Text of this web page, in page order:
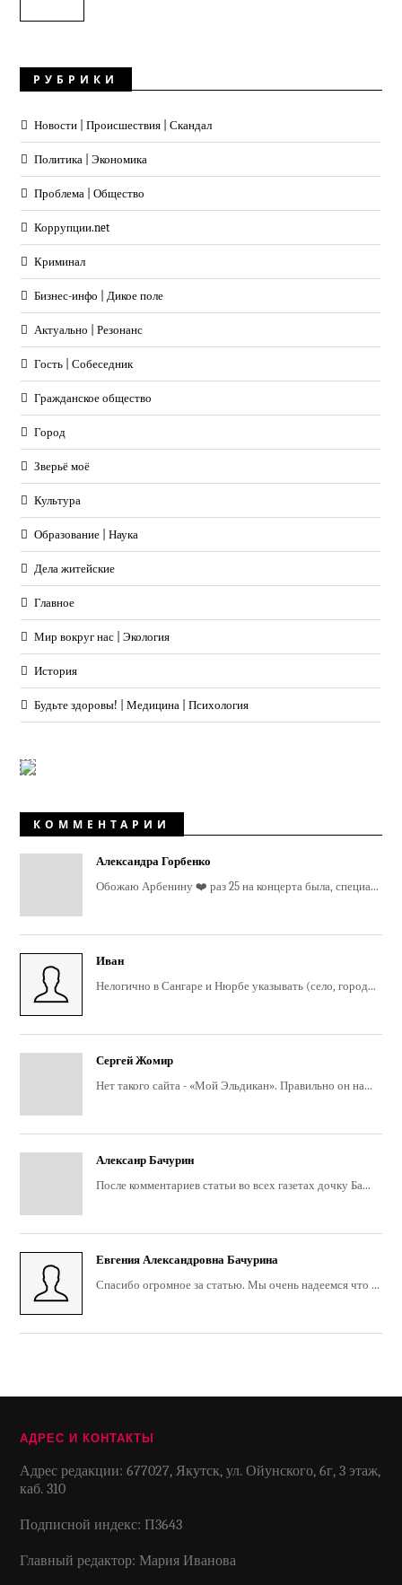
РУБРИКИ
Новости | Происшествия | Скандал
Политика | Экономика
Проблема | Общество
Коррупции.net
Криминал
Бизнес-инфо | Дикое поле
Актуально | Резонанс
Гость | Собеседник
Гражданское общество
Город
Зверьё моё
Культура
Образование | Наука
Дела житейские
Главное
Мир вокруг нас | Экология
История
Будьте здоровы! | Медицина | Психология
КОММЕНТАРИИ
Александра Горбенко
Обожаю Арбенину ❤️ раз 25 на концерта была, специа...
Иван
Нелогично в Сангаре и Нюрбе указывать (село, город...
Сергей Жомир
Нет такого сайта - «Мой Эльдикан». Правильно он на...
Алексанр Бачурин
После комментариев статьи во всех газетах дочку Ба...
Евгения Александровна Бачурина
Спасибо огромное за статью. Мы очень надеемся что ...
АДРЕС И КОНТАКТЫ
Адрес редакции: 677027, Якутск, ул. Ойунского, 6г, 3 этаж,
каб. 310
Подписной индекс: П3643
Главный редактор: Мария Иванова